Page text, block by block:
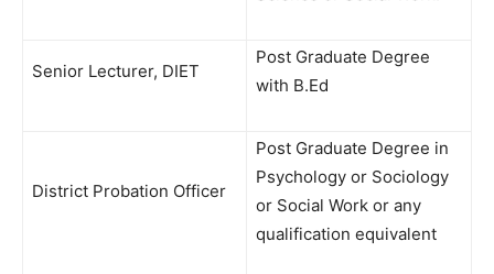
Senior Lecturer, DIET
Post Graduate Degree
with B.Ed
District Probation Officer
Post Graduate Degree in
Psychology or Sociology
or Social Work or any
qualification equivalent